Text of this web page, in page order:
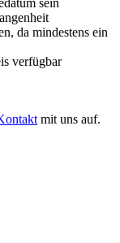
sein
da mindestens ein
verfügbar
mit uns auf.